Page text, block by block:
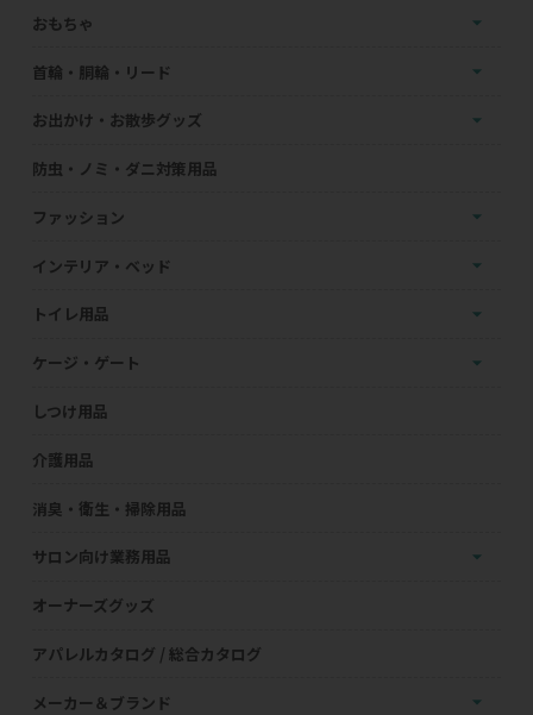
おもちゃ
首輪・胴輪・リード
お出かけ・お散歩グッズ
防虫・ノミ・ダニ対策用品
ファッション
インテリア・ベッド
トイレ用品
ケージ・ゲート
しつけ用品
介護用品
消臭・衛生・掃除用品
サロン向け業務用品
オーナーズグッズ
アパレルカタログ / 総合カタログ
メーカー＆ブランド